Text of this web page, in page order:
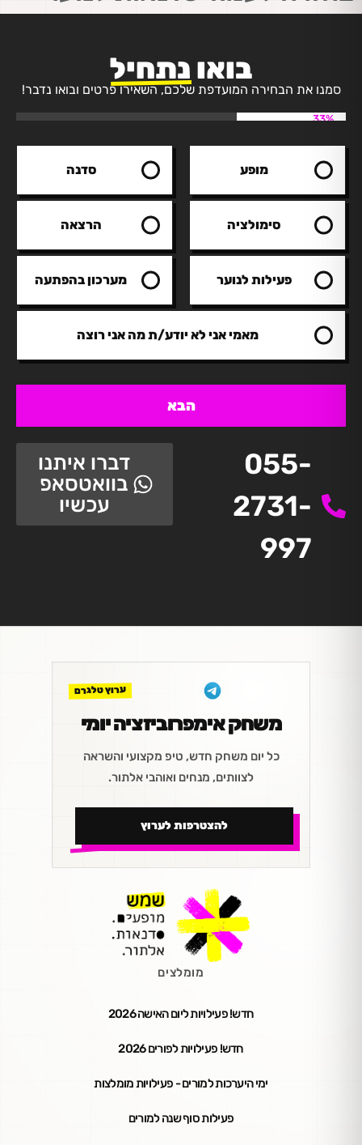
בואו נתחיל
סמנו את הבחירה המועדפת שלכם, השאירו פרטים ובואו נדבר!
33%
מופע סדנה
סימולציה הרצאה
פעילות לנוער מערכון בהפתעה
מאמי אני לא יודע/ת מה אני רוצה
הבא
055-
2731-
997
דברו איתנו
בוואטסאפ
עכשיו
ערוץ טלגרם
משחק אימפרוביזציה יומי
כל יום משחק חדש, טיפ מקצועי והשראה
לצוותים, מנחים ואוהבי אלתור.
להצטרפות לערוץ
מומלצים
חדש! פעילויות ליום האישה 2026
חדש! פעילויות לפורים 2026
ימי היערכות למורים - פעילויות מומלצות
פעילות סוף שנה למורים